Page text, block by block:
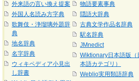
外来語の言い換え提案
外国人名読み方字典
歌舞伎・浄瑠璃外題辞
典
地名辞典
名字辞典
ウィキペディア小見出
し辞書
物語要素事典
隠語大辞典
古典文学作品名辞典
駅名辞典
JMnedict
Wiktionary日本語版（
本語カテゴリ）
Weblio実用類語辞典